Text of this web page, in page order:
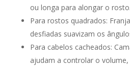
ou longa para alongar o rosto.
Para rostos quadrados:
desfiadas suavizam os
Para cabelos cacheados:
ajudam a controlar o